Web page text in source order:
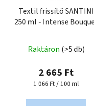
Textil frissítő SANTINI
250 ml - Intense
Raktáron (>5 db)
2 665 Ft
Egységár:
1 066 Ft / 100 ml